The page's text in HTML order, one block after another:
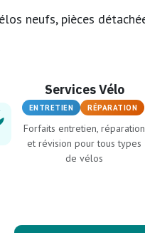
neufs, pièces
Services Vélo
ENTRETIEN RÉPARATION
Forfaits entretien, réparation
et révision pour tous types
de vélos